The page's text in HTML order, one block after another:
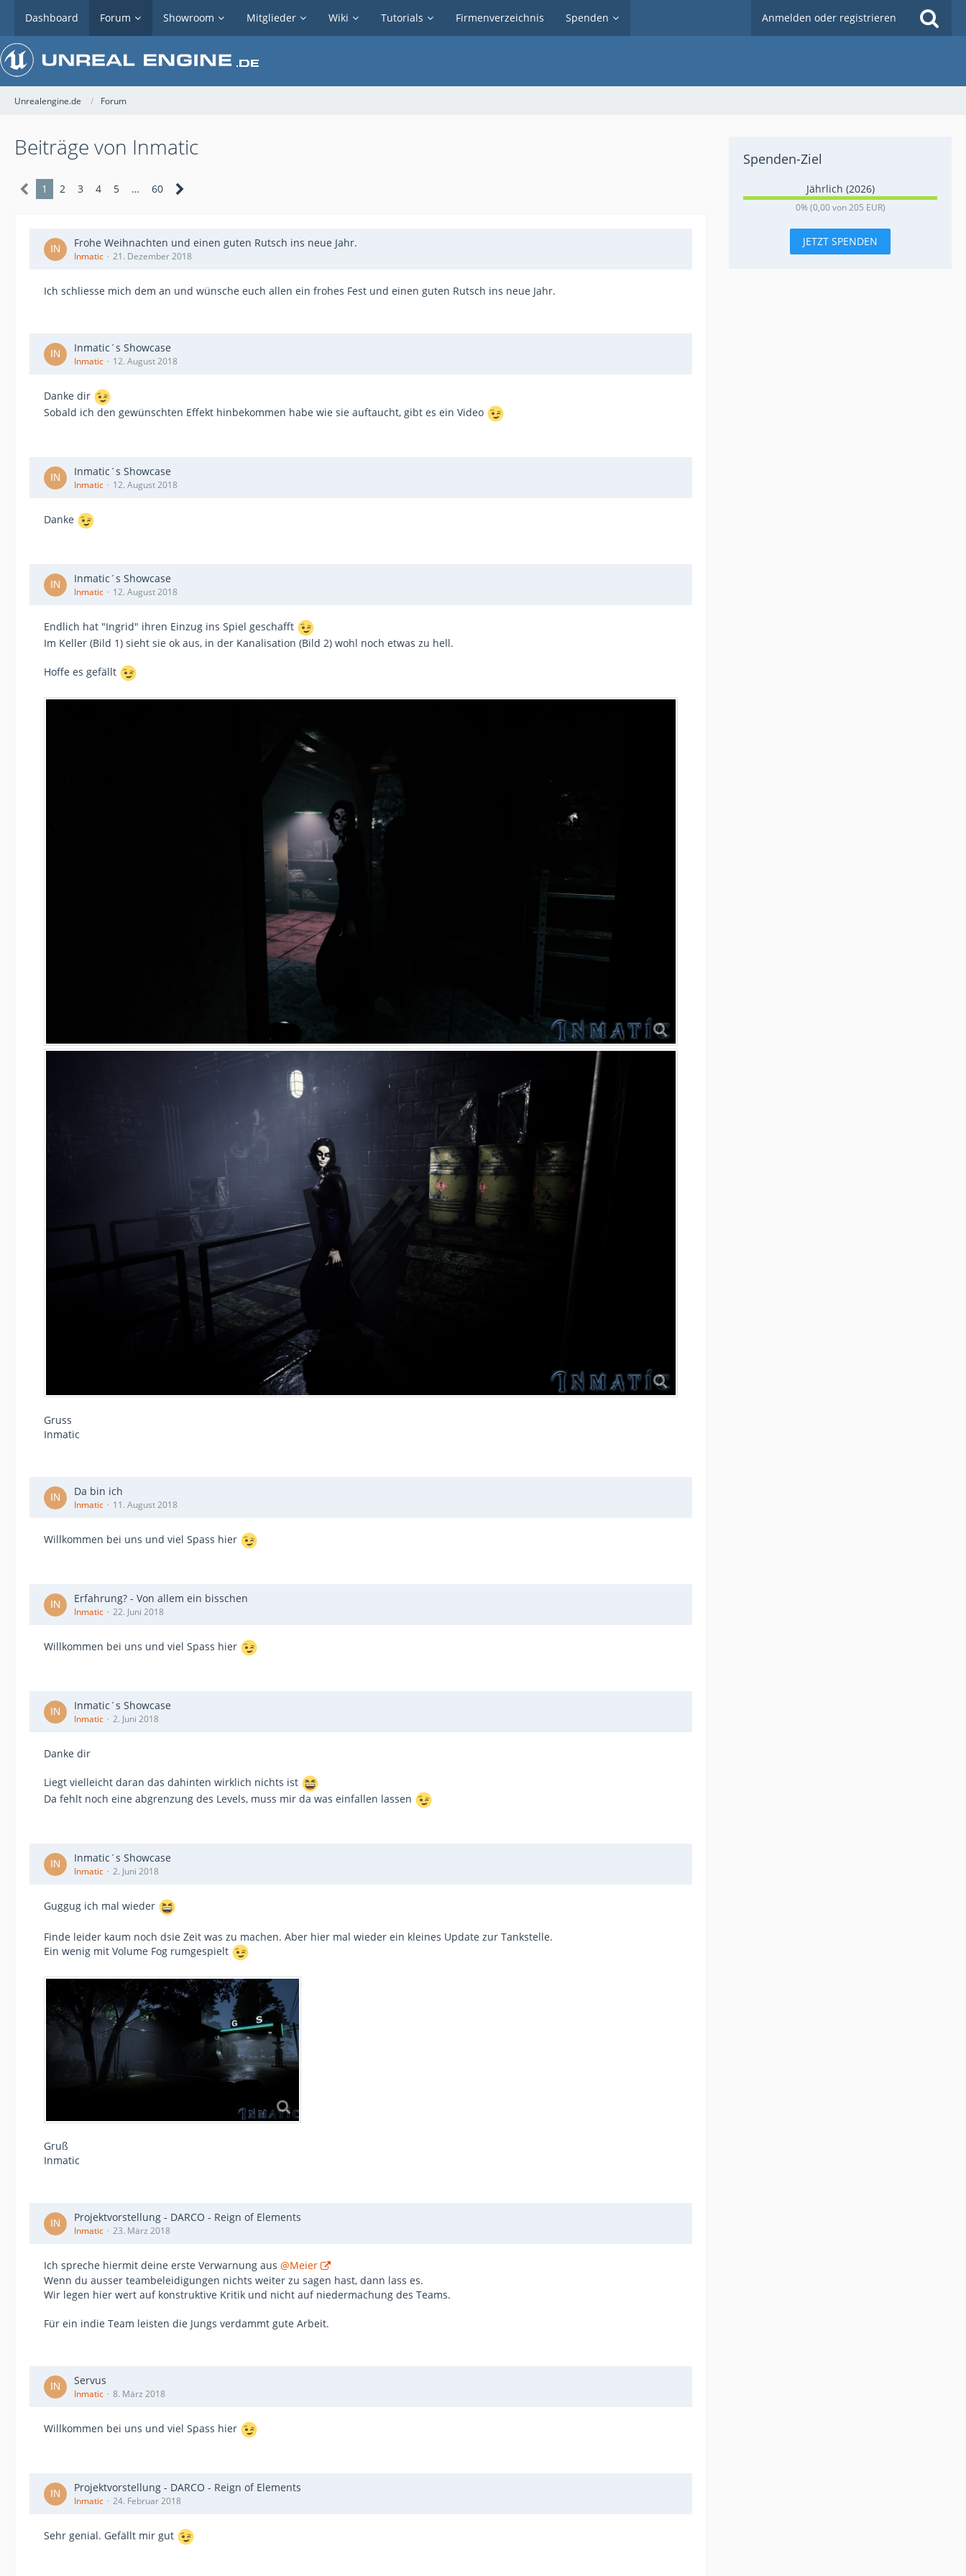
Dashboard Forum Showroom Mitglieder Wiki Tutorials Firmenverzeichnis Spenden Anmelden oder registrieren
Unrealengine.de Forum
Beiträge von Inmatic
1 2 3 4 5 … 60
Frohe Weihnachten und einen guten Rutsch ins neue Jahr.
Inmatic 21. Dezember 2018
Ich schliesse mich dem an und wünsche euch allen ein frohes Fest und einen guten Rutsch ins neue Jahr.
Inmatic´s Showcase
Inmatic 12. August 2018
Danke dir
Sobald ich den gewünschten Effekt hinbekommen habe wie sie auftaucht, gibt es ein Video
Inmatic´s Showcase
Inmatic 12. August 2018
Danke
Inmatic´s Showcase
Inmatic 12. August 2018
Endlich hat "Ingrid" ihren Einzug ins Spiel geschafft
Im Keller (Bild 1) sieht sie ok aus, in der Kanalisation (Bild 2) wohl noch etwas zu hell.
Hoffe es gefällt
Gruss
Inmatic
Da bin ich
Inmatic 11. August 2018
Willkommen bei uns und viel Spass hier
Erfahrung? - Von allem ein bisschen
Inmatic 22. Juni 2018
Willkommen bei uns und viel Spass hier
Inmatic´s Showcase
Inmatic 2. Juni 2018
Danke dir
Liegt vielleicht daran das dahinten wirklich nichts ist
Da fehlt noch eine abgrenzung des Levels, muss mir da was einfallen lassen
Inmatic´s Showcase
Inmatic 2. Juni 2018
Guggug ich mal wieder
Finde leider kaum noch dsie Zeit was zu machen. Aber hier mal wieder ein kleines Update zur Tankstelle.
Ein wenig mit Volume Fog rumgespielt
Gruß
Inmatic
Projektvorstellung - DARCO - Reign of Elements
Inmatic 23. März 2018
Ich spreche hiermit deine erste Verwarnung aus @Meier
Wenn du ausser teambeleidigungen nichts weiter zu sagen hast, dann lass es.
Wir legen hier wert auf konstruktive Kritik und nicht auf niedermachung des Teams.
Für ein indie Team leisten die Jungs verdammt gute Arbeit.
Servus
Inmatic 8. März 2018
Willkommen bei uns und viel Spass hier
Projektvorstellung - DARCO - Reign of Elements
Inmatic 24. Februar 2018
Sehr genial. Gefällt mir gut
Spenden-Ziel
Jährlich (2026)
0
0% (0,00 von 205 EUR)
JETZT SPENDEN